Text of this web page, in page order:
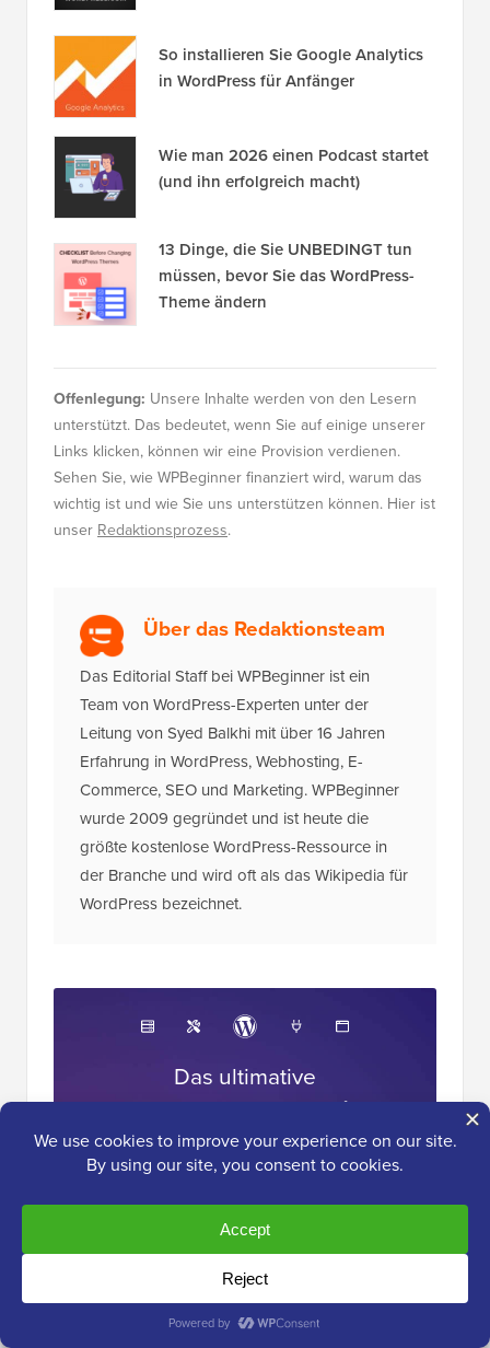
So installieren Sie Google Analytics
in WordPress für Anfänger
Wie man 2026 einen Podcast startet
(und ihn erfolgreich macht)
13 Dinge, die Sie UNBEDINGT tun
müssen, bevor Sie das WordPress-
Theme ändern
Offenlegung: Unsere Inhalte werden von den Lesern
unterstützt. Das bedeutet, wenn Sie auf einige unserer
Links klicken, können wir eine Provision verdienen.
Sehen Sie, wie WPBeginner finanziert wird, warum das
wichtig ist und wie Sie uns unterstützen können. Hier ist
unser Redaktionsprozess.
Über das Redaktionsteam
Das Editorial Staff bei WPBeginner ist ein
Team von WordPress-Experten unter der
Leitung von Syed Balkhi mit über 16 Jahren
Erfahrung in WordPress, Webhosting, E-
Commerce, SEO und Marketing. WPBeginner
wurde 2009 gegründet und ist heute die
größte kostenlose WordPress-Ressource in
der Branche und wird oft als das Wikipedia für
WordPress bezeichnet.
Das ultimative
WordPress-Toolkit
Erhalten Sie KOSTENLOSEN Zugang zu
unserem Toolkit– eine Sammlung von
WordPress-bezogenen Produkten und
Ressourcen, die jeder Profi haben sollte!
Jetzt herunterladen